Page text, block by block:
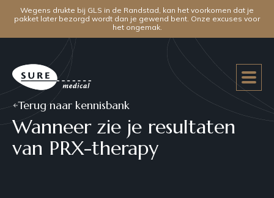
Wegens drukte bij GLS in de Randstad, kan het voorkomen dat je
pakket later bezorgd wordt dan je gewend bent. Onze excuses voor
het ongemak.
Terug naar kennisbank
Wanneer zie je resultaten
van PRX-therapy